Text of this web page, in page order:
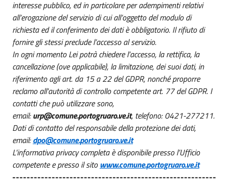
interesse pubblico, ed in particolare per adempimenti relativi
all’erogazione del servizio di cui all’oggetto del modulo di
richiesta ed il conferimento dei dati è obbligatorio. Il rifiuto di
fornire gli stessi preclude l’accesso al servizio.
In ogni momento Lei potrà chiedere l’accesso, la rettifica, la
cancellazione (ove applicabile), la limitazione, dei suoi dati, in
riferimento agli art. da 15 a 22 del GDPR, nonché proporre
reclamo all'autorità di controllo competente art. 77 del GDPR. I
contatti che può utilizzare sono,
email:urp@comune.portogruaro.ve.it, telefono: 0421-277211.
Dati di contatto del responsabile della protezione dei dati,
email:dpo@comune.portogruaro.ve.it
L'informativa privacy completa è disponibile presso l’Ufficio
competente e presso il sitowww.comune.portogruaro.ve.it
---------------------------------------------------------